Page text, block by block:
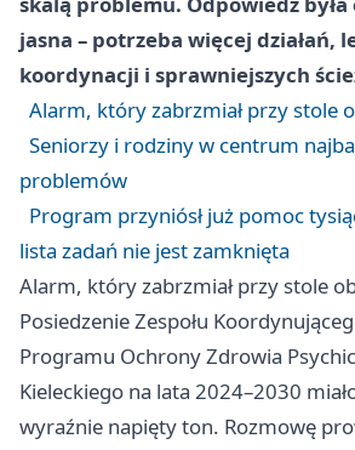
jasna – potrzeba więcej działań,
koordynacji i sprawniejszych
Alarm, który zabrzmiał przy stole
Seniorzy i rodziny w centrum
problemów
Program przyniósł już pomoc
lista zadań nie jest zamknięta
Alarm, który zabrzmiał przy stole
Posiedzenie Zespołu
Programu Ochrony Zdrowia
Kieleckiego na lata 2024–2030
wyraźnie napięty ton. Rozmowę